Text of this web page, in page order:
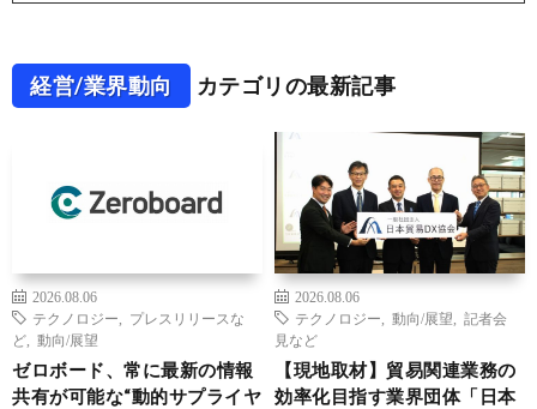
経営/業界動向 カテゴリの最新記事
2026.08.06
テクノロジー
プレスリリースな
ど
動向/展望
ゼロボード、常に最新の情報
共有が可能な“動的サプライヤ
2026.08.06
テクノロジー
動向/展望
記者会
見など
【現地取材】貿易関連業務の
効率化目指す業界団体「日本